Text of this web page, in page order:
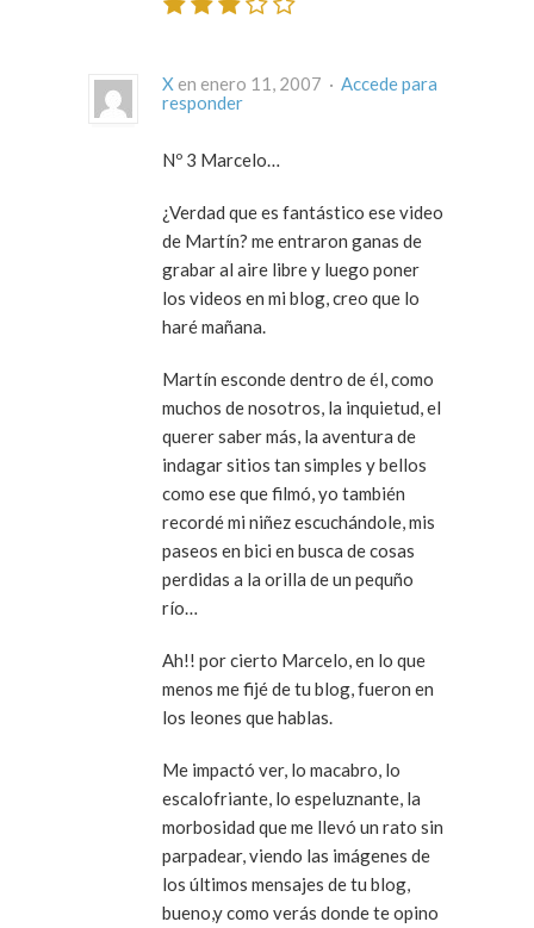
X en enero 11, 2007 · Accede para
responder
Nº 3 Marcelo…
¿Verdad que es fantástico ese video
de Martín? me entraron ganas de
grabar al aire libre y luego poner
los videos en mi blog, creo que lo
haré mañana.
Martín esconde dentro de él, como
muchos de nosotros, la inquietud, el
querer saber más, la aventura de
indagar sitios tan simples y bellos
como ese que filmó, yo también
recordé mi niñez escuchándole, mis
paseos en bici en busca de cosas
perdidas a la orilla de un pequño
río…
Ah!! por cierto Marcelo, en lo que
menos me fijé de tu blog, fueron en
los leones que hablas.
Me impactó ver, lo macabro, lo
escalofriante, lo espeluznante, la
morbosidad que me llevó un rato sin
parpadear, viendo las imágenes de
los últimos mensajes de tu blog,
bueno,y como verás donde te opino